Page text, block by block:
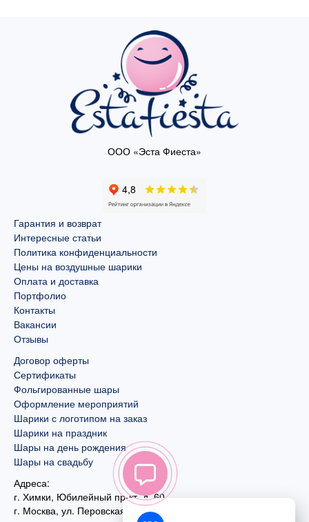
ООО «Эста Фиеста»
Гарантия и возврат
Интересные статьи
Политика конфиденциальности
Цены на воздушные шарики
Оплата и доставка
Портфолио
Контакты
Вакансии
Отзывы
Договор оферты
Сертификаты
Фольгированные шары
Оформление мероприятий
Шарики с логотипом на заказ
Шарики на праздник
Шары на день рождения
Шары на свадьбу
Адреса:
г. Химки, Юбилейный пр-кт, д. 60
г. Москва, ул. Перовская, д. 59